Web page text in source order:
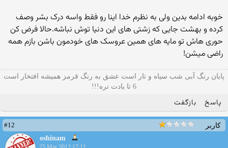
خوبه ادامه بدین ولی به نظرم خدا اینا رو فقط واسه درک بشر وصف
کرده و بهشت جایی که زشتی های این دنیا توش نباشه.حالا فرض کن
حوری هاش تو مایه های همین عروسک های خودمون باشن بازم همه
راضی میشن!
پایان رنگ آبی شب سیاه و تار است عشق به رنگ قرمز همیشه افتخار است
6 تا یادت نره!!!
پاسخ بازگفت
کاربر
#12
oshinam